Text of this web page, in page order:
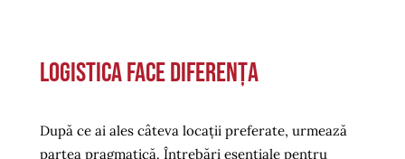
Logistica face diferența
După ce ai ales câteva locații preferate, urmează
partea pragmatică. Întrebări esențiale pentru